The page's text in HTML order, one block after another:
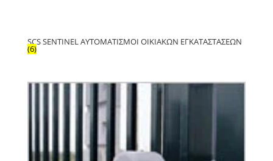
SCS SENTINEL ΑΥΤΟΜΑΤΙΣΜΟΊ ΟΙΚΙΑΚΏΝ ΕΓΚΑΤΑΣΤΆΣΕΩΝ
(6)